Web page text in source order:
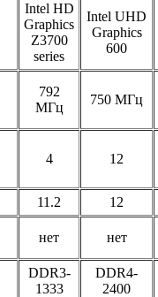
Intel HD
Graphics
Z3700
series
Intel UHD
Graphics
600
792
МГц
750 МГц
4 12
11.2 12
нет нет
DDR3-
1333
DDR4-
2400